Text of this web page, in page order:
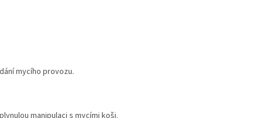
mycího provozu.